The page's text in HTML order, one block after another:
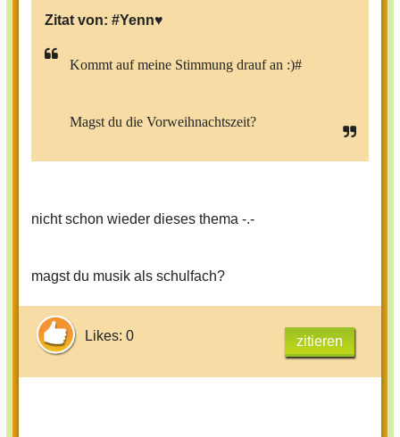
Zitat von: #Yenn♥
Kommt auf meine Stimmung drauf an :)#
Magst du die Vorweihnachtszeit?
nicht schon wieder dieses thema -.-
magst du musik als schulfach?
Likes: 0 zitieren